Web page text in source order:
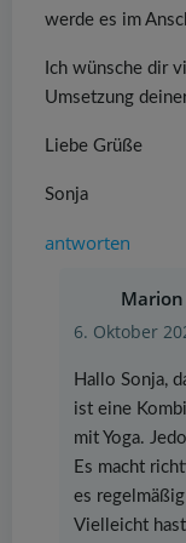
werde es im
Ich wünsche dir
Umsetzung
Liebe Grüße
Sonja
antworten
6. Oktober
Hallo Sonja,
ist eine
mit Yoga.
Es macht
es
Vielleicht